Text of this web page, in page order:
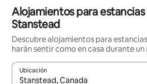
Alojamientos para estancias
Stanstead
Descubre alojamientos para
harán sentir como en casa durante un
Ubicación
Cuando los resultados estén